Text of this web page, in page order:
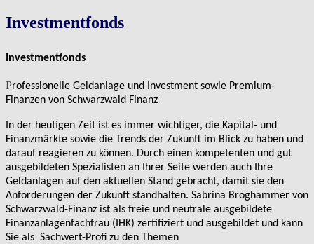
Investmentfonds
Investmentfonds
Professionelle Geldanlage und Investment sowie Premium-
Finanzen von Schwarzwald Finanz
In der heutigen Zeit ist es immer wichtiger, die Kapital- und
Finanzmärkte sowie die Trends der Zukunft im Blick zu haben und
darauf reagieren zu können. Durch einen kompetenten und gut
ausgebildeten Spezialisten an Ihrer Seite werden auch Ihre
Geldanlagen auf den aktuellen Stand gebracht, damit sie den
Anforderungen der Zukunft standhalten. Sabrina Broghammer von
Schwarzwald-Finanz ist als freie und neutrale ausgebildete
Finanzanlagenfachfrau (IHK) zertifiziert und ausgebildet und kann
Sie als Sachwert-Profi zu den Themen